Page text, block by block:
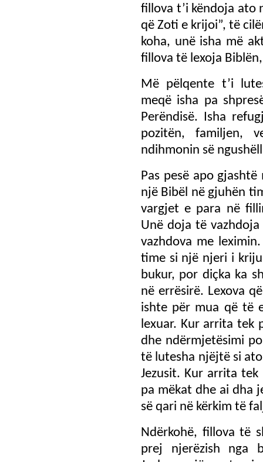
fillova t’i këndoja ato
që Zoti e krijoi”, të
koha, unë isha më
fillova të lexoja
Më pëlqente t’i
meqë isha pa
Perëndisë. Isha
pozitën, familjen,
ndihmonin së
Pas pesë apo
një Bibël në gjuhën
vargjet e para në
Unë doja të
vazhdova me
time si një njeri i
bukur, por diçka ka
në errësirë. Lexova
ishte për mua që të
lexuar. Kur arrita tek
dhe ndërmjetësimi
të lutesha njëjtë si
Jezusit. Kur arrita
pa mëkat dhe ai dha
së qari në kërkim të
Ndërkohë, fillova të
prej njerëzish nga